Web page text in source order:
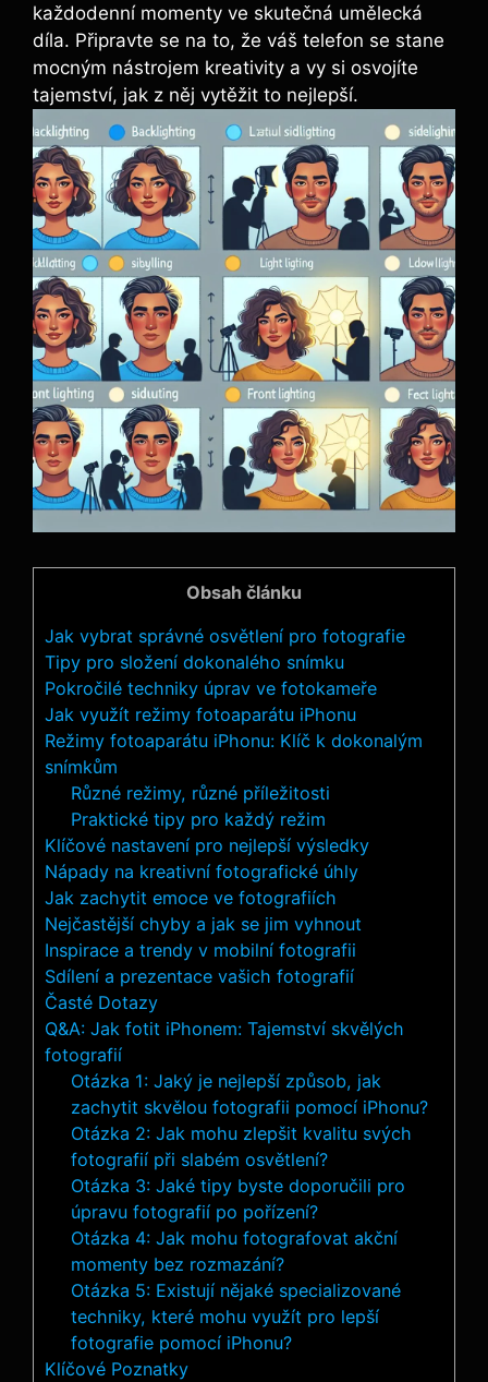
každodenní momenty ve skutečná umělecká
díla. Připravte se na to, že váš telefon se stane
mocným nástrojem kreativity a vy si osvojíte
tajemství, jak z něj vytěžit to nejlepší.
Obsah článku
Jak vybrat správné osvětlení pro fotografie
Tipy pro složení dokonalého snímku
Pokročilé techniky úprav ve fotokameře
Jak využít režimy fotoaparátu iPhonu
Režimy fotoaparátu iPhonu: Klíč k dokonalým
snímkům
Různé režimy, různé příležitosti
Praktické tipy pro každý režim
Klíčové nastavení pro nejlepší výsledky
Nápady na kreativní fotografické úhly
Jak zachytit emoce ve fotografiích
Nejčastější chyby a jak se jim vyhnout
Inspirace a trendy v mobilní fotografii
Sdílení a prezentace vašich fotografií
Časté Dotazy
Q&A: Jak fotit iPhonem: Tajemství skvělých
fotografií
Otázka 1: Jaký je nejlepší způsob, jak
zachytit skvělou fotografii pomocí iPhonu?
Otázka 2: Jak mohu zlepšit kvalitu svých
fotografií při slabém osvětlení?
Otázka 3: Jaké tipy byste doporučili pro
úpravu fotografií po pořízení?
Otázka 4: Jak mohu fotografovat akční
momenty bez rozmazání?
Otázka 5: Existují nějaké specializované
techniky, které mohu využít pro lepší
fotografie pomocí iPhonu?
Klíčové Poznatky